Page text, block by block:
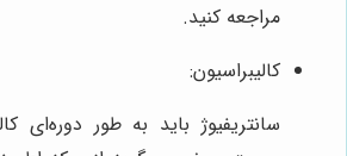
مراجعه کنید.
کالیبراسیون:
سانتریفیوژ باید به طور دوره‌ای